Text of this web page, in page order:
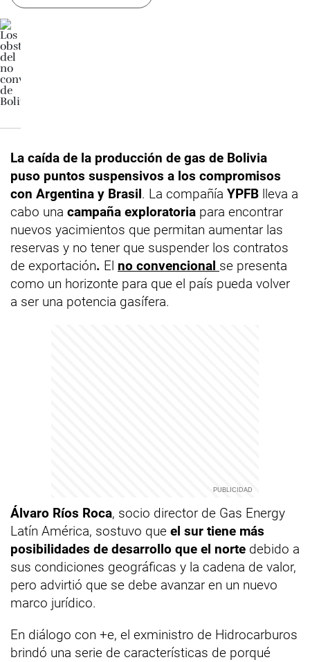
La caída de la producción de gas de Bolivia
puso puntos suspensivos a los compromisos
con Argentina y Brasil. La compañía YPFB lleva a
cabo una campaña exploratoria para encontrar
nuevos yacimientos que permitan aumentar las
reservas y no tener que suspender los contratos
de exportación. El no convencional se presenta
como un horizonte para que el país pueda volver
a ser una potencia gasífera.
Álvaro Ríos Roca, socio director de Gas Energy
Latín América, sostuvo que el sur tiene más
posibilidades de desarrollo que el norte debido a
sus condiciones geográficas y la cadena de valor,
pero advirtió que se debe avanzar en un nuevo
marco jurídico.
En diálogo con +e, el exministro de Hidrocarburos
brindó una serie de características de porqué